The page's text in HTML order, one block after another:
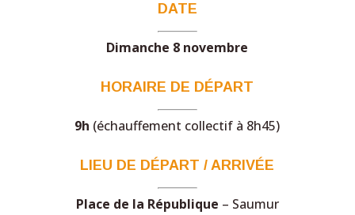
DATE
Dimanche 8 novembre
HORAIRE DE DÉPART
9h (échauffement collectif à 8h45)
LIEU DE DÉPART / ARRIVÉE
Place de la République – Saumur